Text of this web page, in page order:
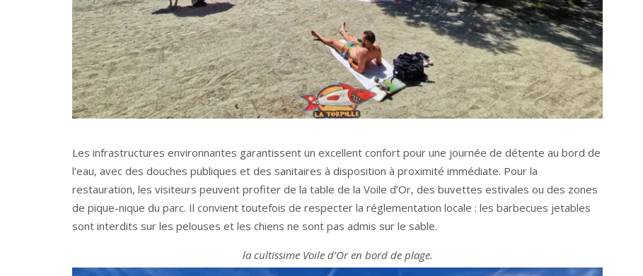
Les infrastructures environnantes garantissent un excellent confort pour une journée de détente au bord de
l’eau, avec des douches publiques et des sanitaires à disposition à proximité immédiate. Pour la
restauration, les visiteurs peuvent profiter de la table de la Voile d’Or, des buvettes estivales ou des zones
de pique-nique du parc. Il convient toutefois de respecter la réglementation locale : les barbecues jetables
sont interdits sur les pelouses et les chiens ne sont pas admis sur le sable.
la cultissime Voile d’Or en bord de plage.